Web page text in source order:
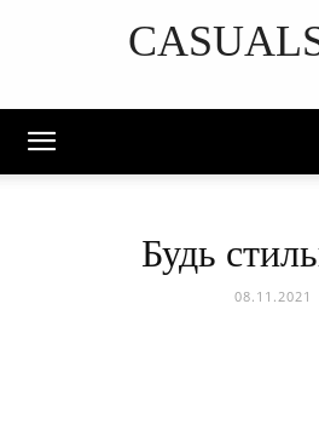
Будь
08.11.2021